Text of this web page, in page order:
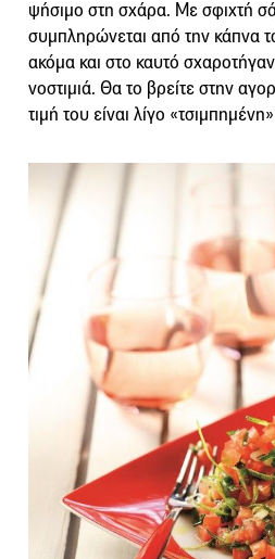
ψήσιμο στη σχάρα. Με σφιχτή
συμπληρώνεται από την κάπνα
ακόμα και στο καυτό
νοστιμιά. Θα το βρείτε στην
τιμή του είναι λίγο